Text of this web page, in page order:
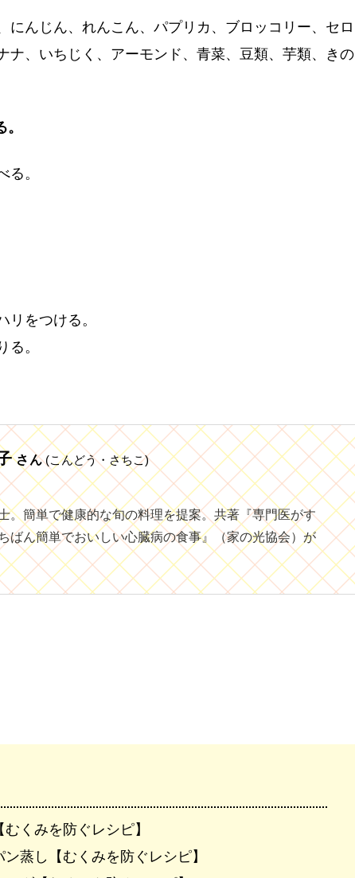
にんじん、れんこん、パプリカ、ブロッコリー、セロ
ナ、いちじく、アーモンド、青菜、豆類、芋類、きの
る。
リをつける。
る。
さん (こんどう・さちこ)
。簡単で健康的な旬の料理を提案。共著『専門医がす
ばん簡単でおいしい心臓病の食事』（家の光協会）が
くみを防ぐレシピ】
蒸し【むくみを防ぐレシピ】